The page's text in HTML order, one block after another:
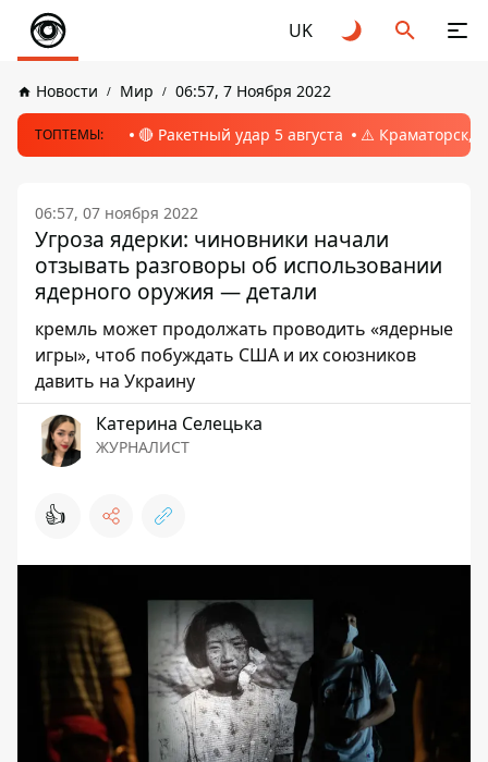
UK
Новости Мир 06:57, 7 Ноября 2022
ТОПТЕМЫ: 🔴 Ракетный удар 5 августа ⚠️ Краматорск,
06:57, 07 ноября 2022
Угроза ядерки: чиновники начали
отзывать разговоры об использовании
ядерного оружия — детали
кремль может продолжать проводить «ядерные
игры», чтоб побуждать США и их союзников
давить на Украину
Катерина Селецька
ЖУРНАЛИСТ
👍